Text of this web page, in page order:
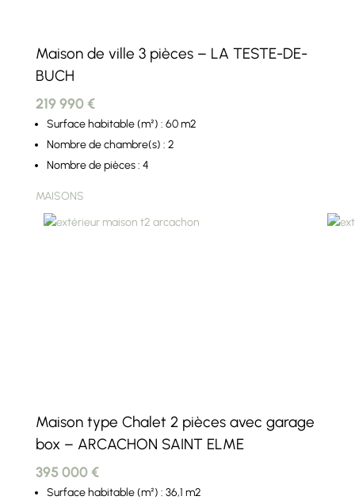
Maison de ville 3 pièces – LA TESTE-DE-
BUCH
219 990 €
Surface habitable (m²) : 60 m2
Nombre de chambre(s) : 2
Nombre de pièces : 4
MAISONS
Maison type Chalet 2 pièces avec garage
box – ARCACHON SAINT ELME
395 000 €
Surface habitable (m²) : 36,1 m2